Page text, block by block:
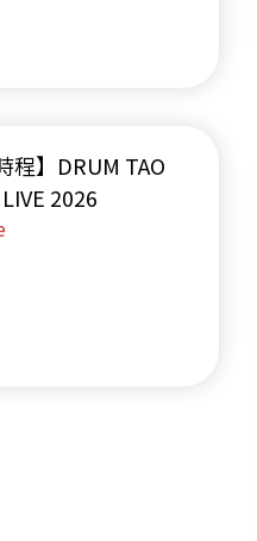
程】DRUM TAO
2026